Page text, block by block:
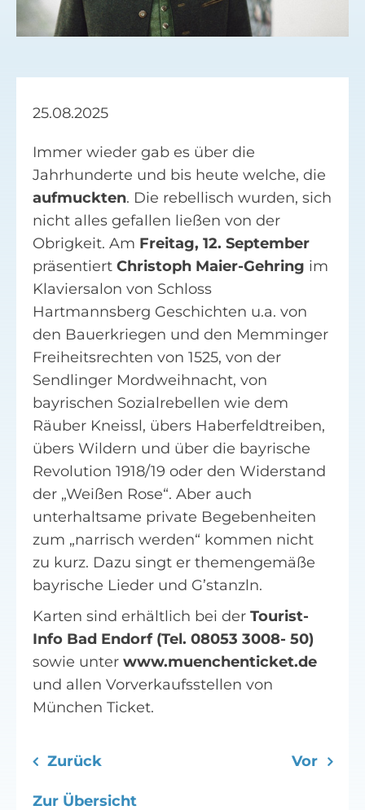
Facebook
25.08.2025
Immer wieder gab es über die
Jahrhunderte und bis heute welche, die
aufmuckten. Die rebellisch wurden, sich
nicht alles gefallen ließen von der
Obrigkeit. Am Freitag, 12. September
präsentiert Christoph Maier-Gehring im
Klaviersalon von Schloss
Hartmannsberg Geschichten u.a. von
den Bauerkriegen und den Memminger
Freiheitsrechten von 1525, von der
Sendlinger Mordweihnacht, von
bayrischen Sozialrebellen wie dem
Räuber Kneissl, übers Haberfeldtreiben,
übers Wildern und über die bayrische
Revolution 1918/19 oder den Widerstand
der „Weißen Rose“. Aber auch
unterhaltsame private Begebenheiten
zum „narrisch werden“ kommen nicht
zu kurz. Dazu singt er themengemäße
bayrische Lieder und G’stanzln.
Karten sind erhältlich bei der Tourist-
Info Bad Endorf (Tel. 08053 3008- 50)
sowie unter www.muenchenticket.de
und allen Vorverkaufsstellen von
München Ticket.
Zurück Vor
Zur Übersicht